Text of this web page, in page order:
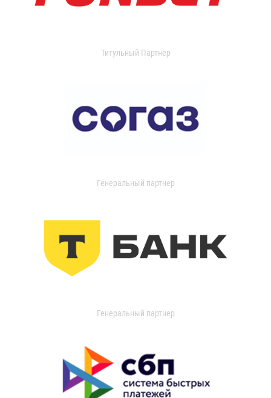
Титульный Партнер
Генеральный партнер
Генеральный партнер